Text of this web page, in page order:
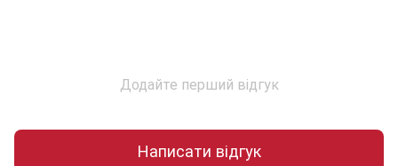
Додайте перший відгук
Написати відгук